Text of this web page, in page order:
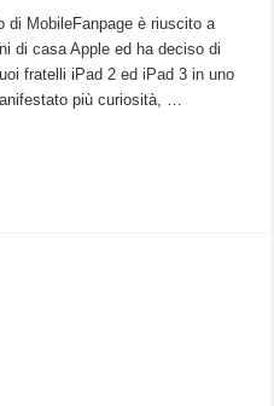
di MobileFanpage è riuscito a
di casa Apple ed ha deciso di
fratelli iPad 2 ed iPad 3 in uno
più curiosità, …